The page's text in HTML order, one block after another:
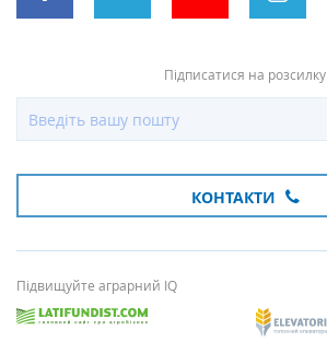
Підписатися на розсилку
КОНТАКТИ
Підвищуйте аграрний IQ